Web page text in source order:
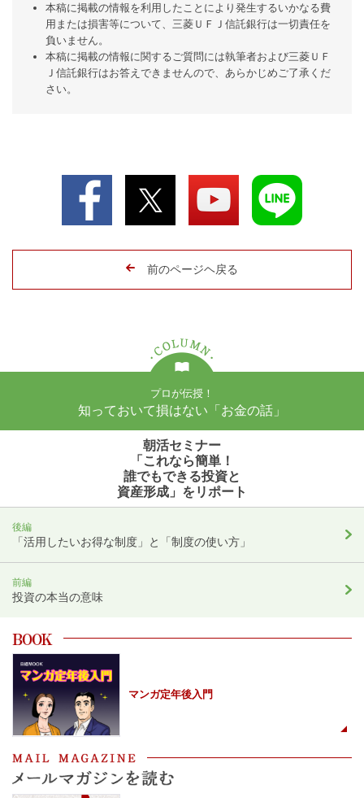
本稿に掲載の情報を利用したことにより発生するいかなる費
用または損害等について、三菱ＵＦＪ信託銀行は一切責任を
負いません。
本稿に掲載の情報に関するご質問には執筆者および三菱ＵＦ
Ｊ信託銀行はお答えできませんので、あらかじめご了承くだ
さい。
前のページヘ戻る
プロが伝授！
知っておいて損はない 「お金の話」
朝活セミナー
「これなら簡単！
誰でもできる投資と
資産形成」をリポート
後編
「活用したいお得な制度」と「制度の使い方」
前編
投資の本当の意味
マンガ定年後入門